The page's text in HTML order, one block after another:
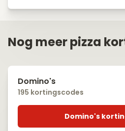
Nog meer pizza
Domino's
195 kortingscodes
Domino's